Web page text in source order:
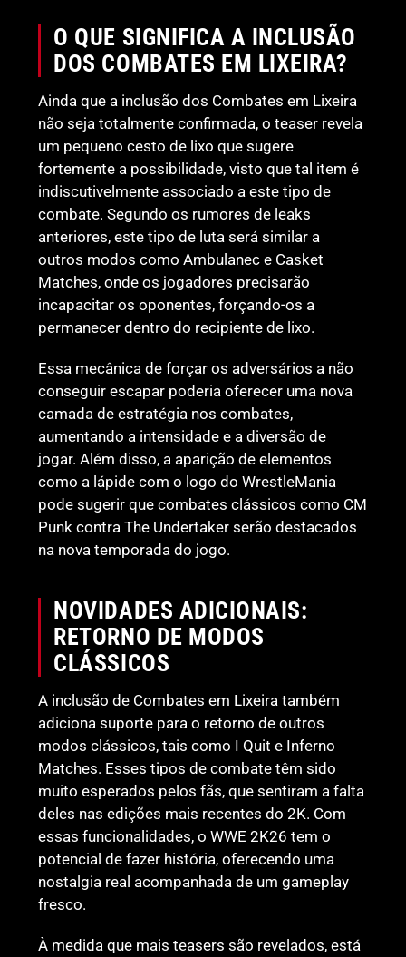
O QUE SIGNIFICA A INCLUSÃO
DOS COMBATES EM LIXEIRA?
Ainda que a inclusão dos Combates em Lixeira
não seja totalmente confirmada, o teaser revela
um pequeno cesto de lixo que sugere
fortemente a possibilidade, visto que tal item é
indiscutivelmente associado a este tipo de
combate. Segundo os rumores de leaks
anteriores, este tipo de luta será similar a
outros modos como Ambulanec e Casket
Matches, onde os jogadores precisarão
incapacitar os oponentes, forçando-os a
permanecer dentro do recipiente de lixo.
Essa mecânica de forçar os adversários a não
conseguir escapar poderia oferecer uma nova
camada de estratégia nos combates,
aumentando a intensidade e a diversão de
jogar. Além disso, a aparição de elementos
como a lápide com o logo do WrestleMania
pode sugerir que combates clássicos como CM
Punk contra The Undertaker serão destacados
na nova temporada do jogo.
NOVIDADES ADICIONAIS:
RETORNO DE MODOS
CLÁSSICOS
A inclusão de Combates em Lixeira também
adiciona suporte para o retorno de outros
modos clássicos, tais como I Quit e Inferno
Matches. Esses tipos de combate têm sido
muito esperados pelos fãs, que sentiram a falta
deles nas edições mais recentes do 2K. Com
essas funcionalidades, o WWE 2K26 tem o
potencial de fazer história, oferecendo uma
nostalgia real acompanhada de um gameplay
fresco.
À medida que mais teasers são revelados, está